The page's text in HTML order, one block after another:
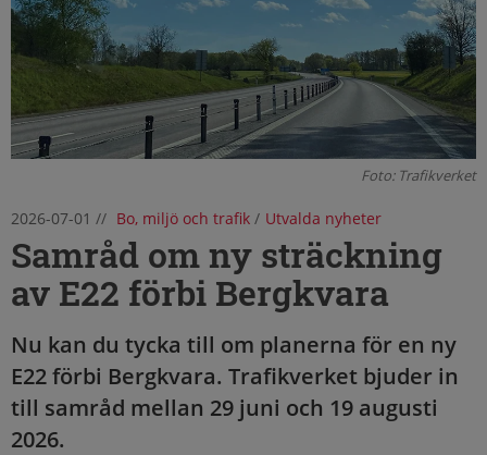
Foto: Trafikverket
2026-07-01 // Bo, miljö och trafik/ Utvalda nyheter
Samråd om ny sträckning
av E22 förbi Bergkvara
Nu kan du tycka till om planerna för en ny
E22 förbi Bergkvara. Trafikverket bjuder in
till samråd mellan 29 juni och 19 augusti
2026.